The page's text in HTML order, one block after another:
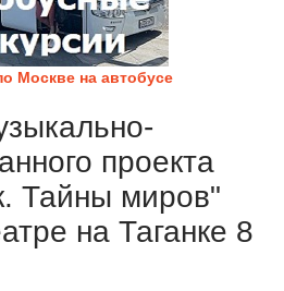
Москве на автобусе
проекта
Тайны миров"
на Таганке 8